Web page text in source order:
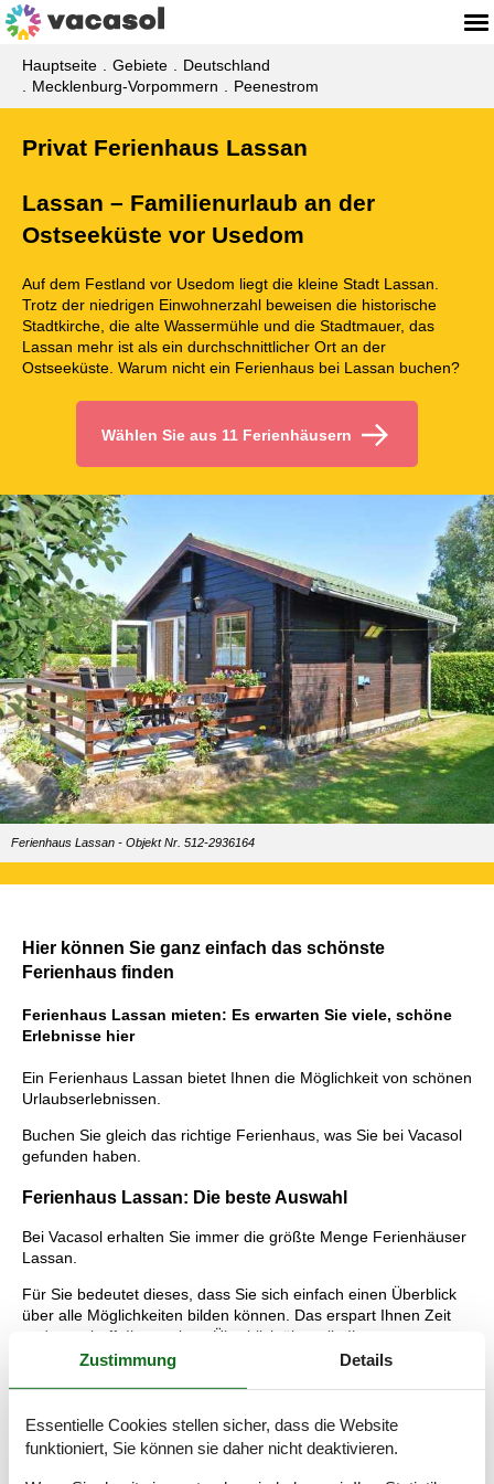
Hauptseite Gebiete
Deutschland
Mecklenburg-Vorpommern
Peenestrom
Privat Ferienhaus Lassan
Lassan – Familienurlaub an der
Ostseeküste vor Usedom
Auf dem Festland vor Usedom liegt die kleine Stadt Lassan.
Trotz der niedrigen Einwohnerzahl beweisen die historische
Stadtkirche, die alte Wassermühle und die Stadtmauer, das
Lassan mehr ist als ein durchschnittlicher Ort an der
Ostseeküste. Warum nicht ein Ferienhaus bei Lassan buchen?
Wählen Sie aus 11 Ferienhäusern
Ferienhaus Lassan - Objekt Nr. 512-2936164
Hier können Sie ganz einfach das schönste
Ferienhaus finden
Ferienhaus Lassan mieten: Es erwarten Sie viele, schöne
Erlebnisse hier
Ein Ferienhaus Lassan bietet Ihnen die Möglichkeit von schönen
Urlaubserlebnissen.
Buchen Sie gleich das richtige Ferienhaus, was Sie bei Vacasol
gefunden haben.
Ferienhaus Lassan: Die beste Auswahl
Bei Vacasol erhalten Sie immer die größte Menge Ferienhäuser
Lassan.
Für Sie bedeutet dieses, dass Sie sich einfach einen Überblick
über alle Möglichkeiten bilden können. Das erspart Ihnen Zeit
und verschafft Ihnen einen Überblick über alle Ihre
Möglichkeiten auf dieser einen Webseite. Lesen Sie mehr über
vermietetes Ferienhaus Lassan buchen.
Tipps: Urlaubserlebnisse Lassan
Zustimmung Details
Essentielle Cookies stellen sicher, dass die Website
funktioniert, Sie können sie daher nicht deaktivieren.